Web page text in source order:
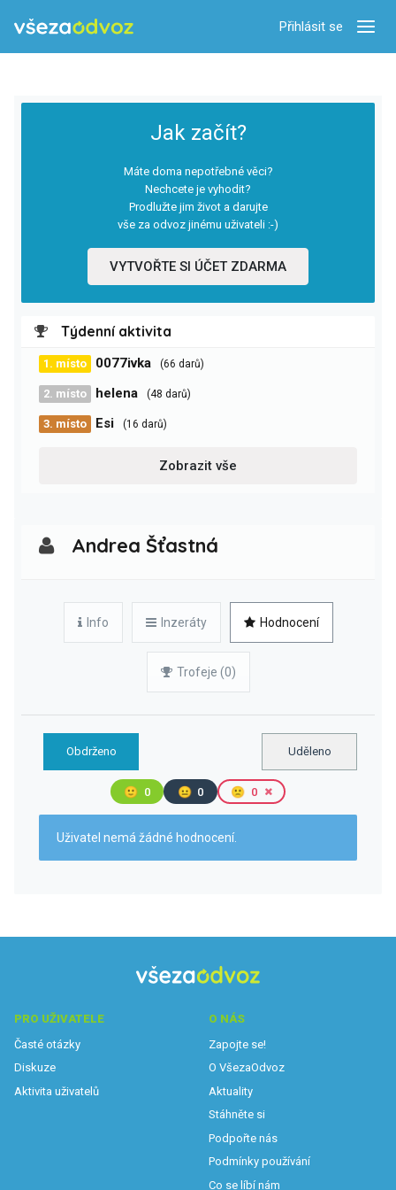
Přihlásit se
Jak začít?
Máte doma nepotřebné věci?
Nechcete je vyhodit?
Prodlužte jim život a darujte
vše za odvoz jinému uživateli :-)
VYTVOŘTE SI ÚČET ZDARMA
Týdenní aktivita
1. místo 0077ivka (66 darů)
2. místo helena (48 darů)
3. místo Esi (16 darů)
Zobrazit vše
Andrea Šťastná
Info Inzeráty Hodnocení
Trofeje (0)
Obdrženo Uděleno
🙂 0 😐 0 🙁 0
Uživatel nemá žádné hodnocení.
PRO UŽIVATELE
Časté otázky
Diskuze
Aktivita uživatelů
O NÁS
Zapojte se!
O VšezaOdvoz
Aktuality
Stáhněte si
Podpořte nás
Podmínky používání
Co se líbí nám